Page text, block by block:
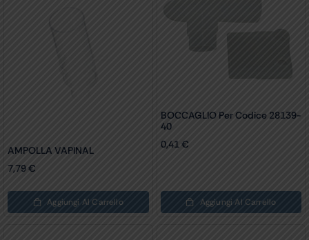
AMPOLLA VAPINAL
7,79 €
Aggiungi Al Carrello
BOCCAGLIO Per Codice 28139-
40
0,41€
Aggiungi Al Carrello